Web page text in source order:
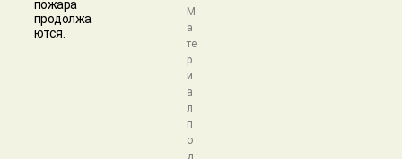
пожара
продолжа
ются.
М
а
те
р
и
а
л
п
о
д